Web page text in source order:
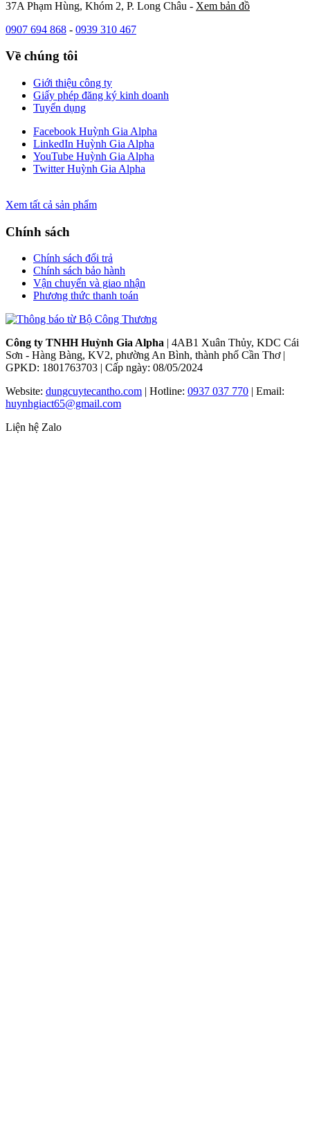
37A Phạm Hùng, Khóm 2, P. Long Châu - Xem bản đồ
0907 694 868 - 0939 310 467
Về chúng tôi
Giới thiệu công ty
Giấy phép đăng ký kinh doanh
Tuyển dụng
Facebook Huỳnh Gia Alpha
LinkedIn Huỳnh Gia Alpha
YouTube Huỳnh Gia Alpha
Twitter Huỳnh Gia Alpha
Xem tất cả sản phẩm
Chính sách
Chính sách đổi trả
Chính sách bảo hành
Vận chuyển và giao nhận
Phương thức thanh toán
Công ty TNHH Huỳnh Gia Alpha | 4AB1 Xuân Thủy, KDC Cái
Sơn - Hàng Bàng, KV2, phường An Bình, thành phố Cần Thơ |
GPKD: 1801763703 | Cấp ngày: 08/05/2024
Website: dungcuytecantho.com | Hotline: 0937 037 770 | Email:
huynhgiact65@gmail.com
Liện hệ Zalo